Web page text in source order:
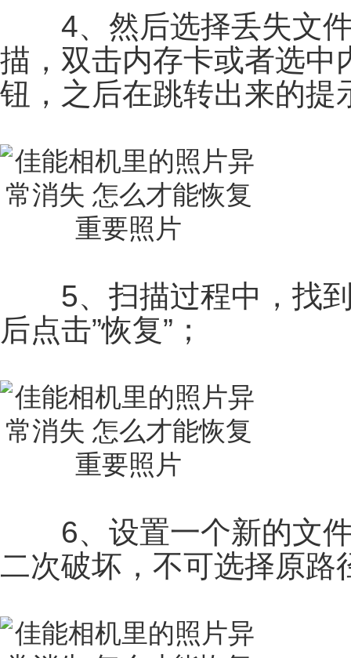
4、然后选择丢失文件
描，双击内存卡或者选中
钮，之后在跳转出来的提
5、扫描过程中，找到
后点击”恢复”；
6、设置一个新的文件
二次破坏，不可选择原路